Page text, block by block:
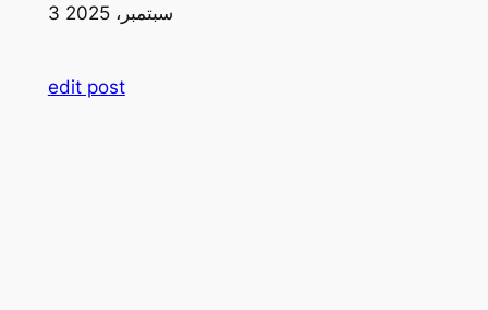
3 سبتمبر، 2025
edit post